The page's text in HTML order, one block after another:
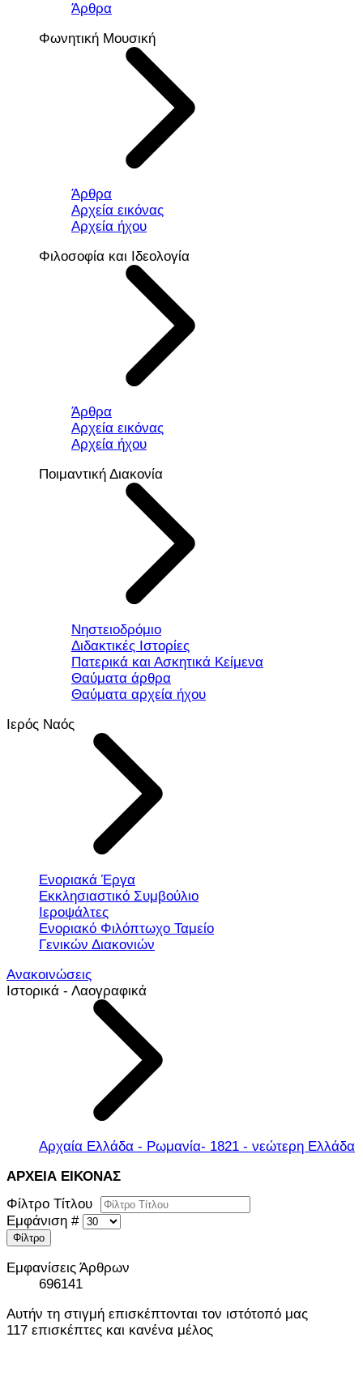
Άρθρα
Φωνητική Μουσική
Άρθρα
Αρχεία εικόνας
Αρχεία ήχου
Φιλοσοφία και Ιδεολογία
Άρθρα
Αρχεία εικόνας
Αρχεία ήχου
Ποιμαντική Διακονία
Νηστειοδρόμιο
Διδακτικές Ιστορίες
Πατερικά και Ασκητικά Κείμενα
Θαύματα άρθρα
Θαύματα αρχεία ήχου
Ιερός Ναός
Ενοριακά Έργα
Εκκλησιαστικό Συμβούλιο
Ιεροψάλτες
Ενοριακό Φιλόπτωχο Ταμείο
Γενικών Διακονιών
Ανακοινώσεις
Ιστορικά - Λαογραφικά
Αρχαία Ελλάδα - Ρωμανία- 1821 - νεώτερη Ελλάδα
ΑΡΧΕΙΑ ΕΙΚΟΝΑΣ
Φίλτρο Τίτλου
Εμφάνιση #
Φίλτρο
Εμφανίσεις Άρθρων
696141
Αυτήν τη στιγμή επισκέπτονται τον ιστότοπό μας
117 επισκέπτες και κανένα μέλος